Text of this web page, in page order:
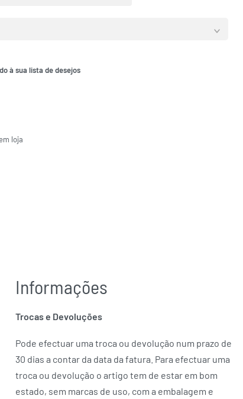
à sua lista de desejos
loja
Informações
Trocas e Devoluções
Pode efectuar uma troca ou devolução num prazo de
30 dias a contar da data da fatura. Para efectuar uma
troca ou devolução o artigo tem de estar em bom
estado, sem marcas de uso, com a embalagem e